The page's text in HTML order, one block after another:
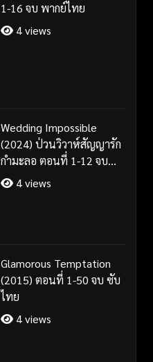
1-16 จบ พากย์ไทย
4 views
Wedding Impossible
(2024) ป่วนวิวาห์สัญญารัก
กำมะลอ ตอนที่ 1-12 จบ
พากย์ไทย/ซับไทย
4 views
Glamorous Temptation
(2015) ตอนที่ 1-50 จบ ซับ
ไทย
4 views